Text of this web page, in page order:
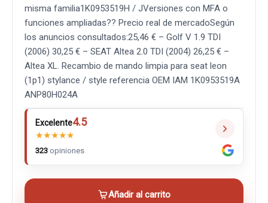
misma familia1K0953519H / JVersiones con MFA o
funciones ampliadas?? Precio real de mercadoSegún
los anuncios consultados:25,46 € – Golf V 1.9 TDI
(2006) 30,25 € – SEAT Altea 2.0 TDI (2004) 26,25 € –
Altea XL. Recambio de mando limpia para seat leon
(1p1) stylance / style referencia OEM IAM 1K0953519A
ANP80H024A
Excelente4.5
★★★★★
323 opiniones
Añadir al carrito